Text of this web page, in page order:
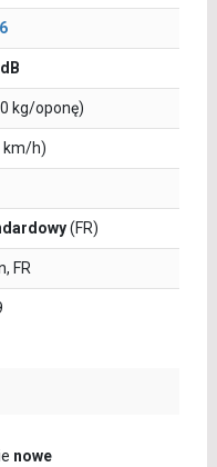
nowe
kg/oponę)
km/h)
(FR)
FR